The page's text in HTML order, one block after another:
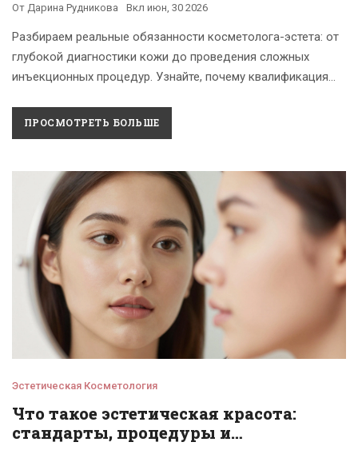
От Дарина Рудникова Вкл июн, 30 2026
Разбираем реальные обязанности косметолога-эстета: от
глубокой диагностики кожи до проведения сложных
инъекционных процедур. Узнайте, почему квалификация
ПРОСМОТРЕТЬ БОЛЬШЕ
Эстетическая Косметология
Что такое эстетическая красота:
стандарты, процедуры и